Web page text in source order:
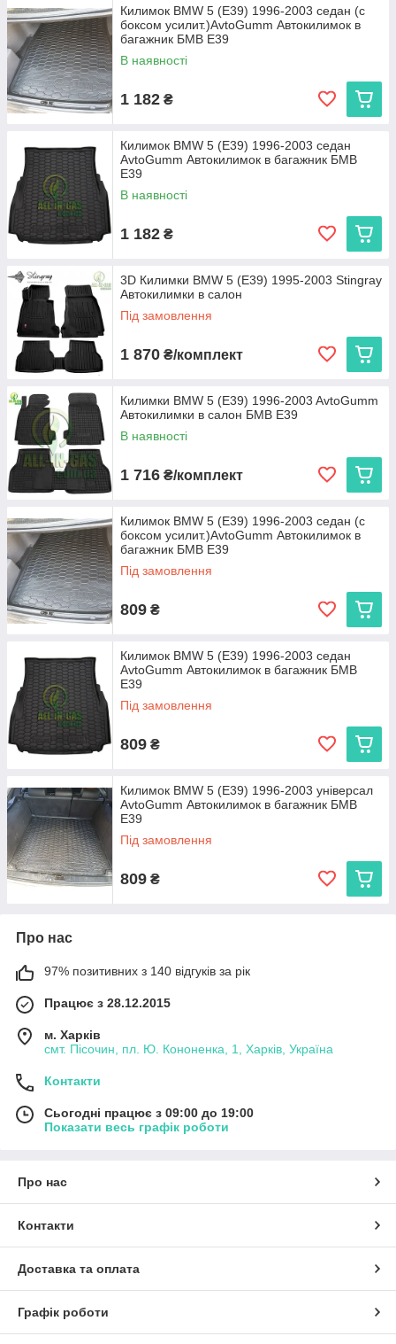
кілометрі дороги!
Килимок BMW 5 (E39) 1996-2003 седан (с
боксом усилит.)AvtoGumm Автокилимок в
багажник БМВ Е39
В наявності
1 182 ₴
Килимок BMW 5 (E39) 1996-2003 седан
AvtoGumm Автокилимок в багажник БМВ
Е39
В наявності
1 182 ₴
3D Килимки BMW 5 (E39) 1995-2003 Stingray
Автокилимки в салон
Під замовлення
1 870 ₴/комплект
Килимки BMW 5 (E39) 1996-2003 AvtoGumm
Автокилимки в салон БМВ Е39
В наявності
1 716 ₴/комплект
Килимок BMW 5 (E39) 1996-2003 седан (с
боксом усилит.)AvtoGumm Автокилимок в
багажник БМВ Е39
Під замовлення
809 ₴
Килимок BMW 5 (E39) 1996-2003 седан
AvtoGumm Автокилимок в багажник БМВ
Е39
Під замовлення
809 ₴
Килимок BMW 5 (E39) 1996-2003 універсал
AvtoGumm Автокилимок в багажник БМВ
Е39
Під замовлення
809 ₴
Про нас
97% позитивних з 140 відгуків за рік
Працює з 28.12.2015
м. Харків
смт. Пісочин, пл. Ю. Кононенка, 1, Харків, Україна
Контакти
Сьогодні працює з 09:00 до 19:00
Показати весь графік роботи
Про нас
Контакти
Доставка та оплата
Графік роботи